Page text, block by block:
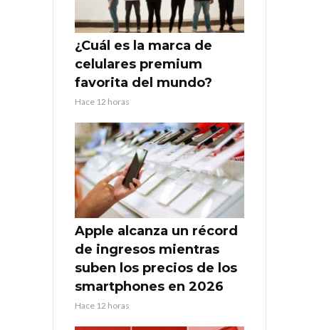
¿Cuál es la marca de
celulares premium
favorita del mundo?
Hace 12 horas
Apple alcanza un récord
de ingresos mientras
suben los precios de los
smartphones en 2026
Hace 12 horas